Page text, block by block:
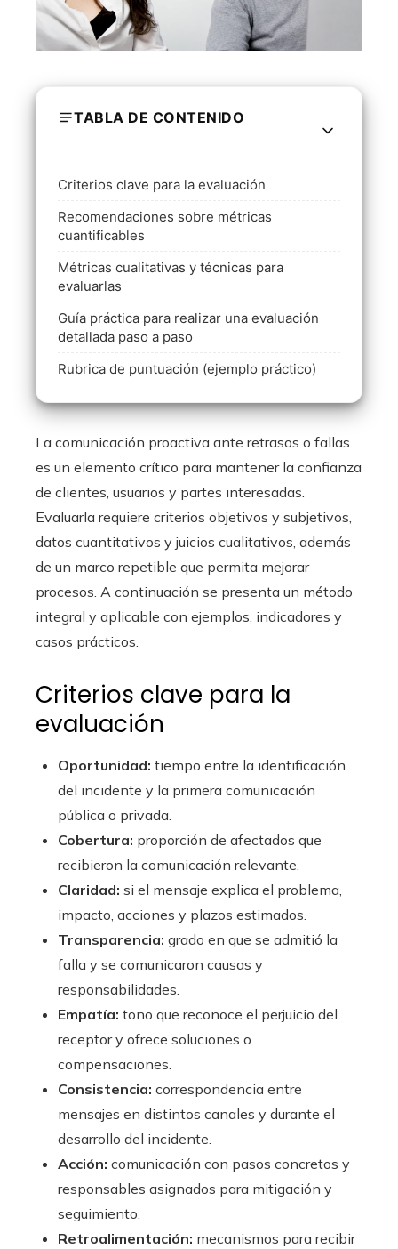
TABLA DE CONTENIDO
Criterios clave para la evaluación
Recomendaciones sobre métricas
cuantificables
Métricas cualitativas y técnicas para
evaluarlas
Guía práctica para realizar una evaluación
detallada paso a paso
Rubrica de puntuación (ejemplo práctico)
La comunicación proactiva ante retrasos o fallas
es un elemento crítico para mantener la confianza
de clientes, usuarios y partes interesadas.
Evaluarla requiere criterios objetivos y subjetivos,
datos cuantitativos y juicios cualitativos, además
de un marco repetible que permita mejorar
procesos. A continuación se presenta un método
integral y aplicable con ejemplos, indicadores y
casos prácticos.
Criterios clave para la
evaluación
Oportunidad: tiempo entre la identificación
del incidente y la primera comunicación
pública o privada.
Cobertura: proporción de afectados que
recibieron la comunicación relevante.
Claridad: si el mensaje explica el problema,
impacto, acciones y plazos estimados.
Transparencia: grado en que se admitió la
falla y se comunicaron causas y
responsabilidades.
Empatía: tono que reconoce el perjuicio del
receptor y ofrece soluciones o
compensaciones.
Consistencia: correspondencia entre
mensajes en distintos canales y durante el
desarrollo del incidente.
Acción: comunicación con pasos concretos y
responsables asignados para mitigación y
seguimiento.
Retroalimentación: mecanismos para recibir